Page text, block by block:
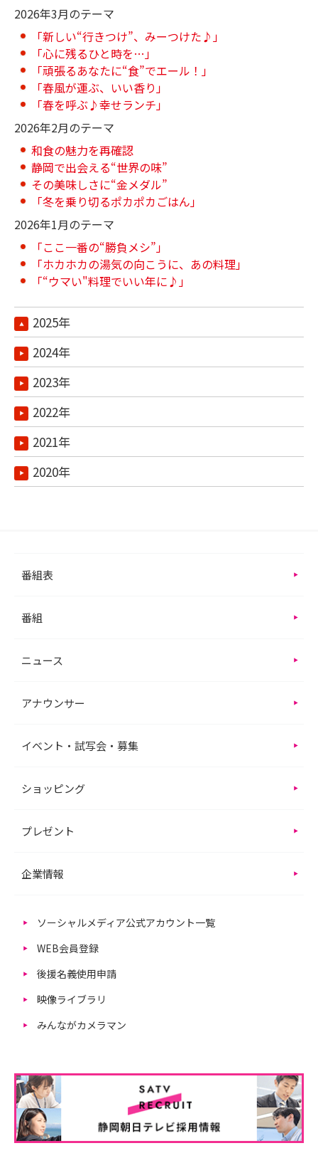
2026年3月のテーマ
「新しい“行きつけ”、みーつけた♪」
「心に残るひと時を…」
「頑張るあなたに“食”でエール！」
「春風が運ぶ、いい香り」
「春を呼ぶ♪幸せランチ」
2026年2月のテーマ
和食の魅力を再確認
静岡で出会える“世界の味”
その美味しさに“金メダル”
「冬を乗り切るポカポカごはん」
2026年1月のテーマ
「ここ一番の“勝負メシ”」
「ホカホカの湯気の向こうに、あの料理」
「“ウマい"料理でいい年に♪」
2025年
2024年
2023年
2022年
2021年
2020年
番組表
番組
ニュース
アナウンサー
イベント・試写会・募集
ショッピング
プレゼント
企業情報
ソーシャルメディア公式アカウント一覧
WEB会員登録
後援名義使用申請
映像ライブラリ
みんながカメラマン